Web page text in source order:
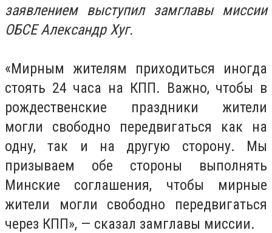
заявлением выступил замглавы миссии
ОБСЕ Александр Хуг.
«Мирным жителям приходиться иногда
стоять 24 часа на КПП. Важно, чтобы в
рождественские праздники жители
могли свободно передвигаться как на
одну, так и на другую сторону. Мы
призываем обе стороны выполнять
Минские соглашения, чтобы мирные
жители могли свободно передвигаться
через КПП», — сказал замглавы миссии.